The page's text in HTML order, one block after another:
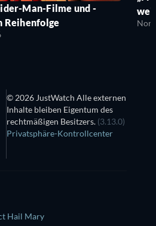
Man-Filme und -
Reihenfolge
© 2026 JustWatch Alle externen
Inhalte bleiben Eigentum des
rechtmäßigen Besitzers. (3.13.0)
Privatsphäre-Kontrollcenter
Hail Mary